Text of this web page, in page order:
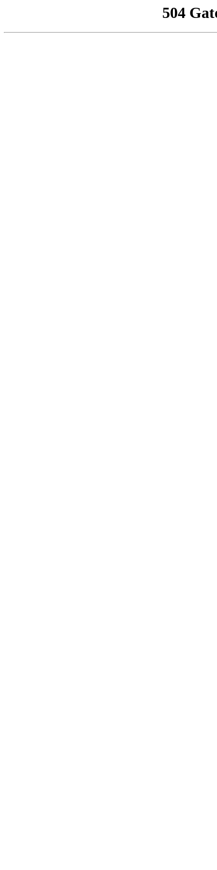
504